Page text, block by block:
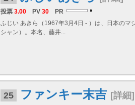
投票 3.00 PV 30
PR
ふじい あきら（1967年3月4日 - ）は、日本のマ
シャン）。本名、藤井...
25 ファンキー末吉 [詳細]